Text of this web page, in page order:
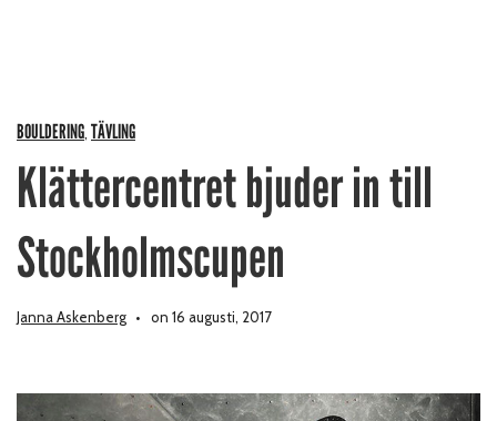
BOULDERING TÄVLING
Klättercentret bjuder in till
Stockholmscupen
Janna Askenberg on 16 augusti, 2017